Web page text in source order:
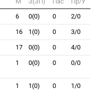
6 0(0) 0 2/0
16 1(0) 0 3/0
17 0(0) 0 4/0
1 0(0) 0 0/0
1 1(0) 0 1/0